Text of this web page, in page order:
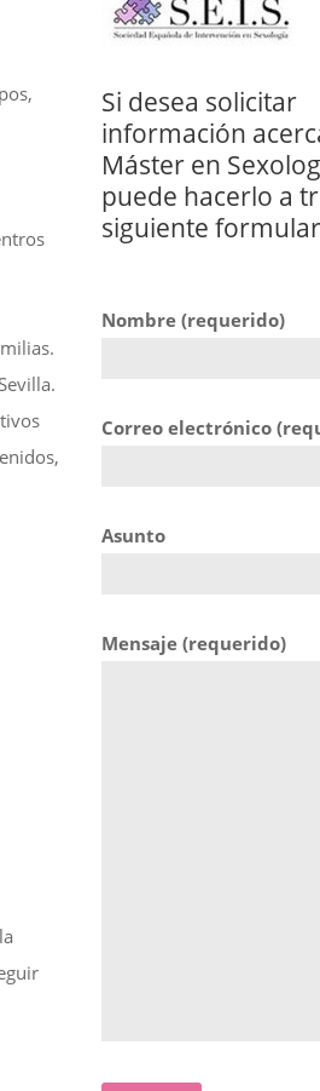
Si desea solicitar
información
Máster en
puede hacerlo a
siguiente
Nombre (requerido)
Correo electrónico
Asunto
Mensaje (requerido)